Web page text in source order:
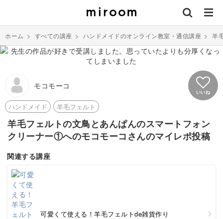
ホーム > すべての講座 > ハンドメイドのオンライン教室・通信講座 > 羊
モコモーコ
いいね
ハンドメイド 羊毛フェルト
羊毛フェルトの文鳥とあんぱんのスマートフォン
クリーナー①へのモコモーコさんのマイレポ投稿
関連する講座
可愛くて使える！羊毛フェルトde雑貨作り